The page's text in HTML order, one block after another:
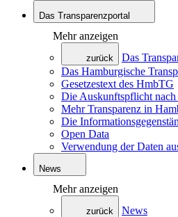
Das Transparenzportal
Mehr anzeigen
zurück
Das
Das Hamburgische
Gesetzestext des HmbTG
Die Auskunftspflicht
Mehr Transparenz in
Die
Open Data
Verwendung der Daten
News
Mehr anzeigen
zurück
News